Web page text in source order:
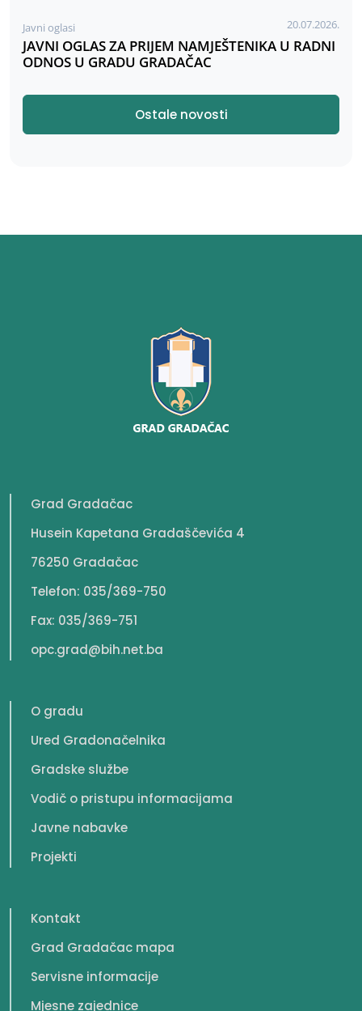
Javni oglasi 20.07.2026.
JAVNI OGLAS ZA PRIJEM NAMJEŠTENIKA U RADNI
ODNOS U GRADU GRADAČAC
Ostale novosti
Grad Gradačac
Husein Kapetana Gradaščevića 4
76250 Gradačac
Telefon: 035/369-750
Fax: 035/369-751
opc.grad@bih.net.ba
O gradu
Ured Gradonačelnika
Gradske službe
Vodič o pristupu informacijama
Javne nabavke
Projekti
Kontakt
Grad Gradačac mapa
Servisne informacije
Mjesne zajednice